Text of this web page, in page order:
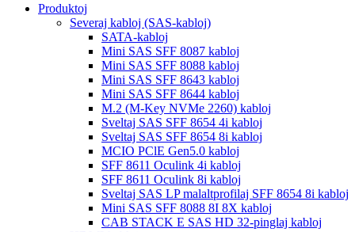
Produktoj
Severaj kabloj (SAS-kabloj)
SATA-kabloj
Mini SAS SFF 8087 kabloj
Mini SAS SFF 8088 kabloj
Mini SAS SFF 8643 kabloj
Mini SAS SFF 8644 kabloj
M.2 (M-Key NVMe 2260) kabloj
Sveltaj SAS SFF 8654 4i kabloj
Sveltaj SAS SFF 8654 8i kabloj
MCIO PClE Gen5.0 kabloj
SFF 8611 Oculink 4i kabloj
SFF 8611 Oculink 8i kabloj
Sveltaj SAS LP malaltprofilaj SFF 8654 8i kabloj
Mini SAS SFF 8088 8I 8X kabloj
CAB STACK E SAS HD 32-pinglaj kabloj